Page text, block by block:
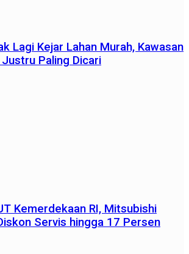
Lagi Kejar Lahan Murah, Kawasan
Paling Dicari
Kemerdekaan RI, Mitsubishi
Servis hingga 17 Persen